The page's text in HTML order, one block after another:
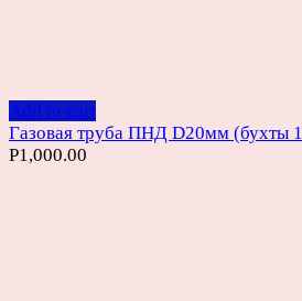
Add to cart
Газовая труба ПНД D20мм (бухты
Р1,000.00